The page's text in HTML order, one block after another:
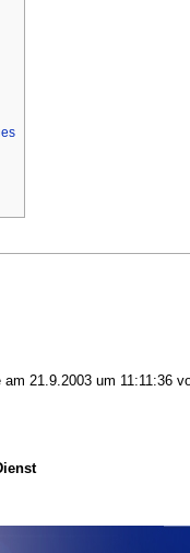
21.9.2003 um 11:11:36